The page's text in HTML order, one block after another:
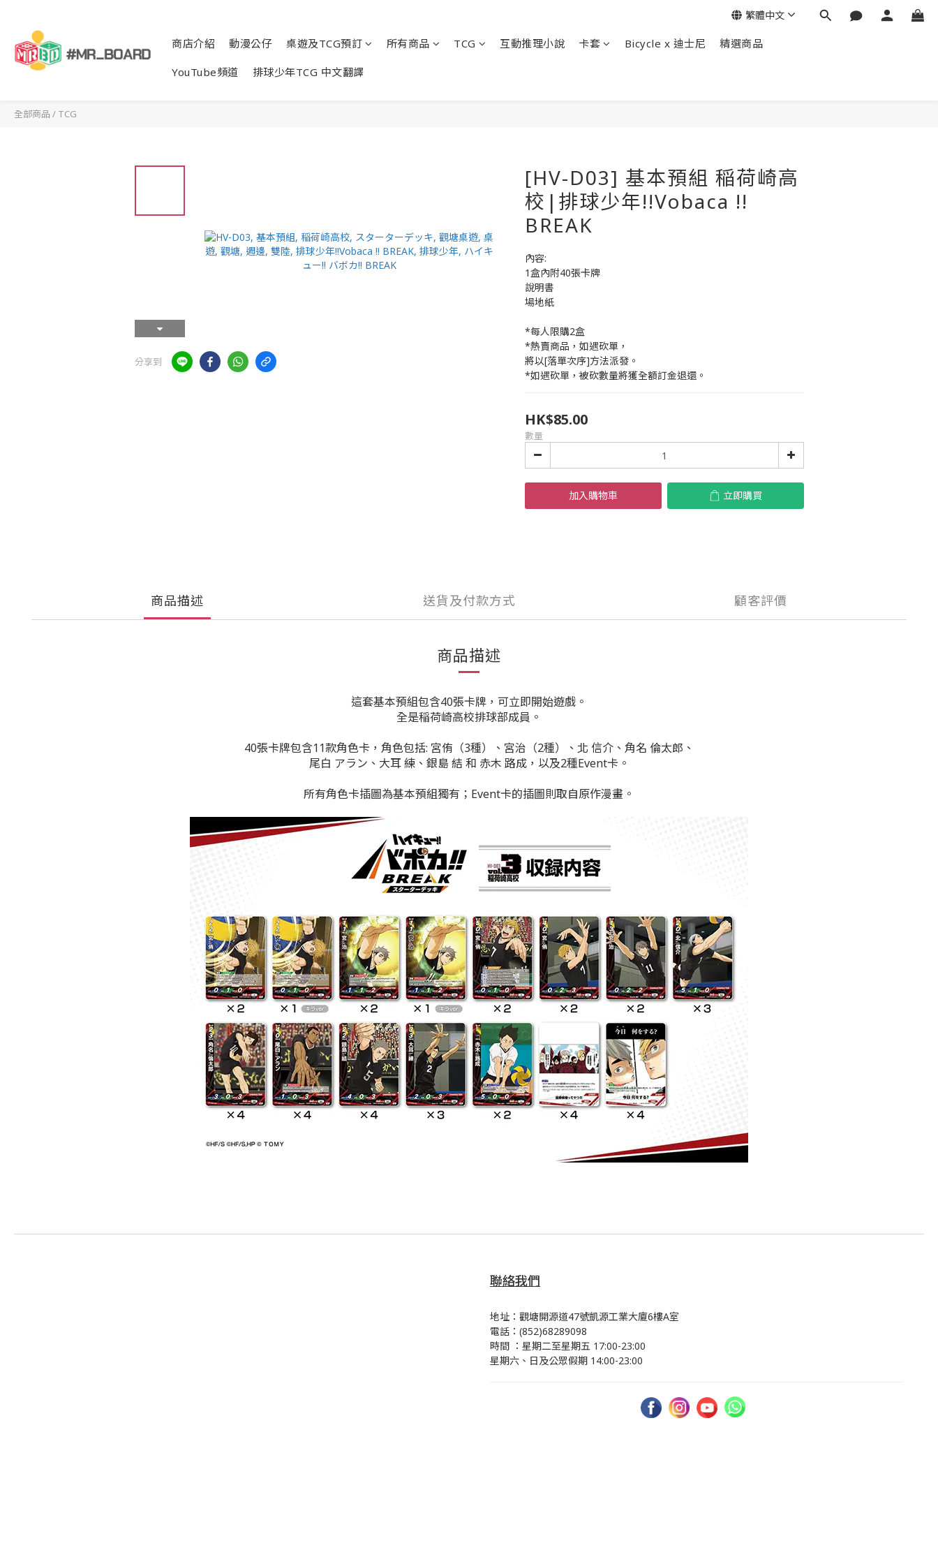
商店介紹 動漫公仔 桌遊及TCG預訂 所有商品 TCG 互動推理小說 卡套 Bicycle x 迪士尼 精選商品
YouTube頻道 排球少年TCG 中文翻譯
繁體中文
全部商品 / TCG
分享到
[HV-D03] 基本預組 稲荷崎高
校|排球少年!!Vobaca !!
BREAK
內容:
1盒內附40張卡牌
說明書
場地紙
*每人限購2盒
*熱賣商品，如遇砍單，
將以[落單次序]方法派發。
*如遇砍單，被砍數量將獲全額訂金退還。
HK$85.00
數量
加入購物車 立即購買
商品描述 送貨及付款方式 顧客評價
商品描述
這套基本預組包含40張卡牌，可立即開始遊戲。
全是稲荷崎高校排球部成員。
40張卡牌包含11款角色卡，角色包括: 宮侑（3種）、宮治（2種）、北 信介、角名 倫太郎、
尾白 アラン、大耳 練、銀島 結 和 赤木 路成，以及2種Event卡。
所有角色卡插圖為基本預組獨有； Event卡的插圖則取自原作漫畫。
聯絡我們
地址：觀塘開源道47號凱源工業大廈6樓A室
電話：(852)68289098
時間 ：星期二至星期五 17:00-23:00
星期六、日及公眾假期 14:00-23:00